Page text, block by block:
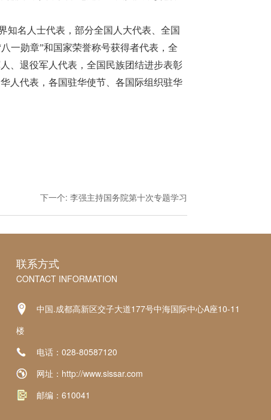
知名人士代表，部分全国人大代表、全国
一勋章”和国家荣誉称号获得者代表，全
、退役军人代表，全国民族团结进步表彰
人代表，各国驻华使节、各国际组织驻华
下一个: 李强主持国务院第十次专题学习
联系方式
CONTACT INFORMATION
中国.成都高新区交子大道177号中海国际中心A座10-11
楼
电话：028-80587120
网址：http://www.sissar.com
邮编：610041